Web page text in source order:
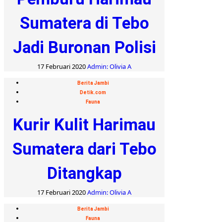
Sumatera di Tebo
Jadi Buronan Polisi
17 Februari 2020Admin: Olivia A
Berita Jambi
Detik.com
Fauna
Kurir Kulit Harimau
Sumatera dari Tebo
Ditangkap
17 Februari 2020Admin: Olivia A
Berita Jambi
Fauna